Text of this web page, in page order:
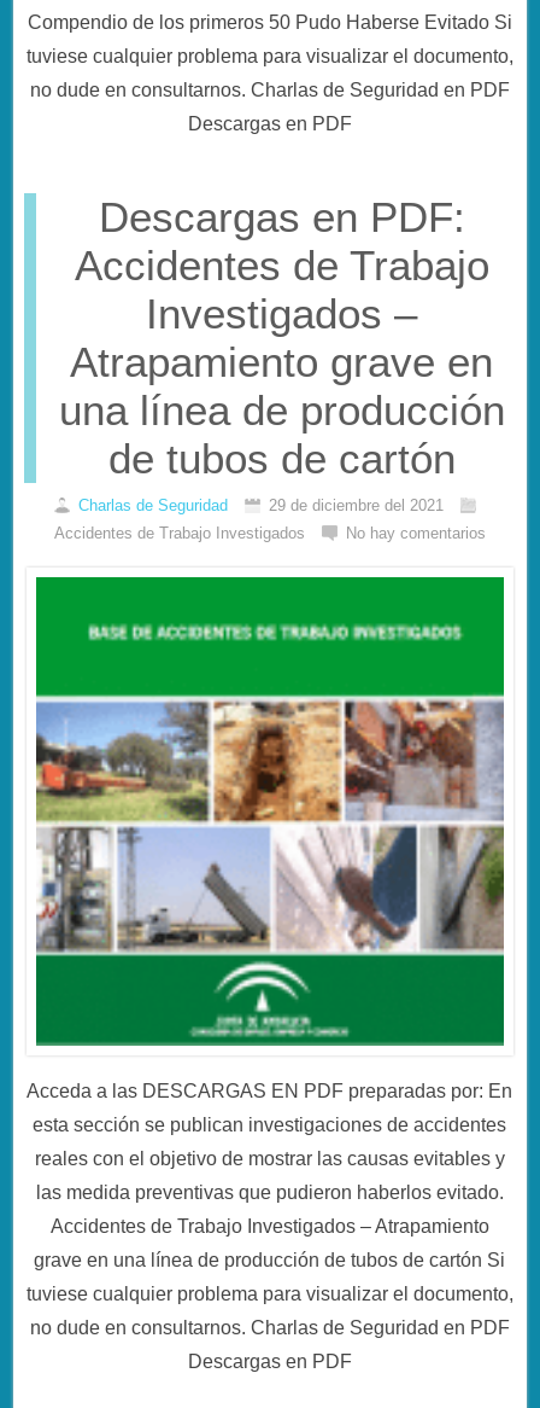
Compendio de los primeros 50 Pudo Haberse Evitado Si
tuviese cualquier problema para visualizar el documento,
no dude en consultarnos. Charlas de Seguridad en PDF
Descargas en PDF
Descargas en PDF:
Accidentes de Trabajo
Investigados –
Atrapamiento grave en
una línea de producción
de tubos de cartón
Charlas de Seguridad
29 de diciembre del 2021
Accidentes de Trabajo Investigados
No hay comentarios
Acceda a las DESCARGAS EN PDF preparadas por: En
esta sección se publican investigaciones de accidentes
reales con el objetivo de mostrar las causas evitables y
las medida preventivas que pudieron haberlos evitado.
Accidentes de Trabajo Investigados – Atrapamiento
grave en una línea de producción de tubos de cartón Si
tuviese cualquier problema para visualizar el documento,
no dude en consultarnos. Charlas de Seguridad en PDF
Descargas en PDF